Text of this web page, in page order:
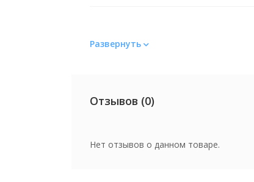
Развернуть
Отзывов (0)
Нет отзывов о данном товаре.